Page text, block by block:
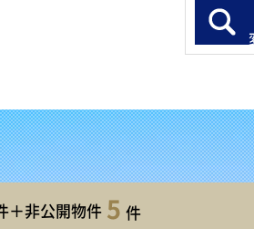
＋非公開物件 5 件